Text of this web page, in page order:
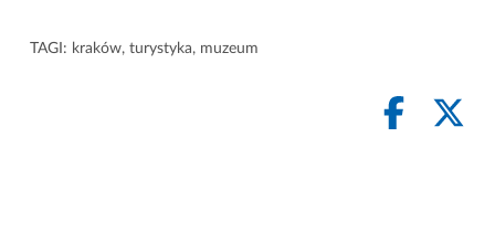
TAGI: kraków, turystyka, muzeum